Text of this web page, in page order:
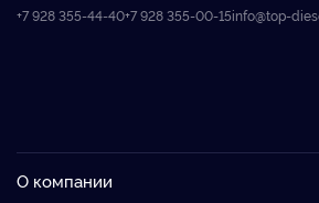
+7 928 355-44-40+7 928 355-00-15info@top-
О компании